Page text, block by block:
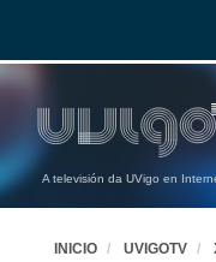
A televisión da UVigo en
INICIO UVIGOTV